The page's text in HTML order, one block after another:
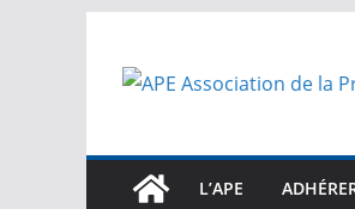
contenu
L’APE